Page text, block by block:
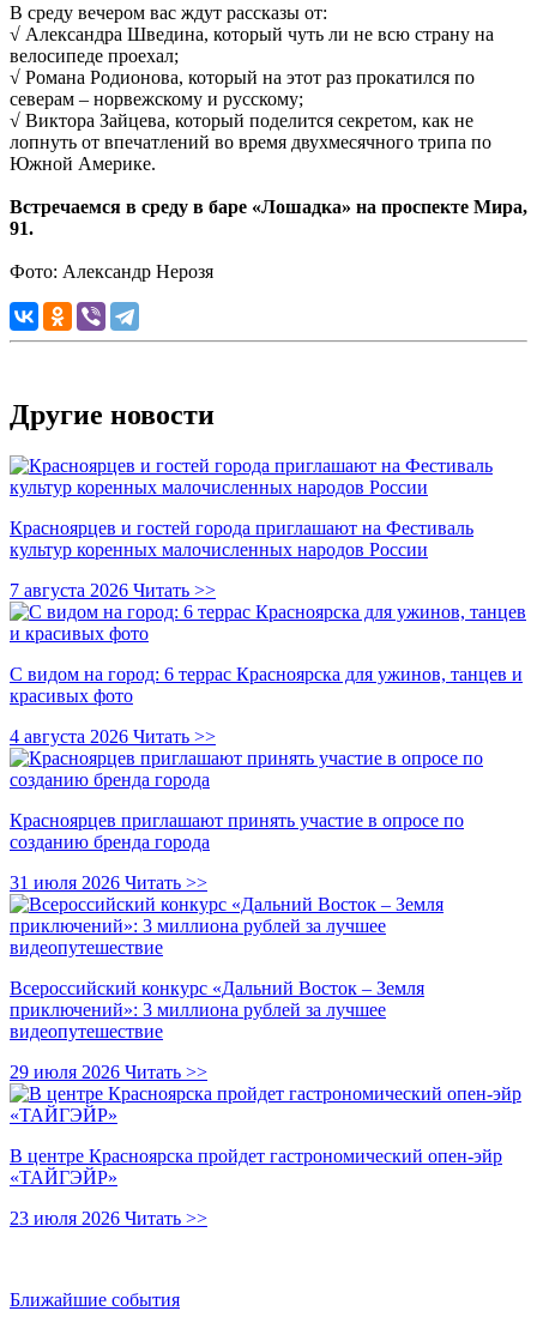
В среду вечером вас ждут рассказы от:
√ Александра Шведина, который чуть ли не всю страну на
велосипеде проехал;
√ Романа Родионова, который на этот раз прокатился по
северам – норвежскому и русскому;
√ Виктора Зайцева, который поделится секретом, как не
лопнуть от впечатлений во время двухмесячного трипа по
Южной Америке.
Встречаемся в среду в баре «Лошадка» на проспекте Мира,
91.
Фото: Александр Нерозя
Другие новости
Красноярцев и гостей города приглашают на Фестиваль
культур коренных малочисленных народов России
7 августа 2026 Читать >>
С видом на город: 6 террас Красноярска для ужинов, танцев и
красивых фото
4 августа 2026 Читать >>
Красноярцев приглашают принять участие в опросе по
созданию бренда города
31 июля 2026 Читать >>
Всероссийский конкурс «Дальний Восток – Земля
приключений»: 3 миллиона рублей за лучшее
видеопутешествие
29 июля 2026 Читать >>
В центре Красноярска пройдет гастрономический опен-эйр
«ТАЙГЭЙР»
23 июля 2026 Читать >>
Ближайшие события